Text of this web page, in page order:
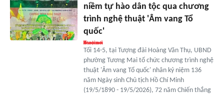
niềm tự hào dân tộc qua chương
trình nghệ thuật 'Âm vang Tổ
quốc'
Tối 14-5, tại Tượng đài Hoàng Văn Thụ, UBND
phường Tương Mai tổ chức chương trình nghệ
thuật 'Âm vang Tổ quốc' nhân kỷ niệm 136
năm Ngày sinh Chủ tịch Hồ Chí Minh
(19/5/1890 - 19/5/2026), 72 năm Chiến thắng